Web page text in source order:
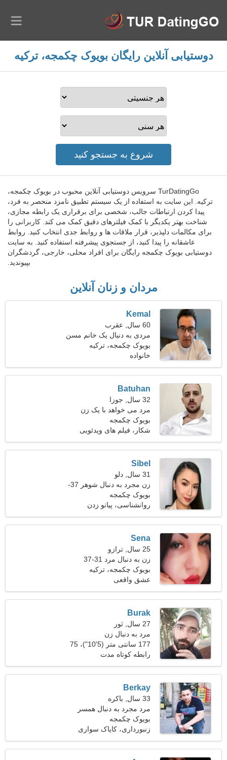
دوستیابی آنلاین رایگان بویوک چکمجه، ترکیه
TurDatingGo سرویس دوستیابی آنلاین محبوب در بویوک چکمجه،
ترکیه. این سایت به استفاده از یک سیستم تطبیق نامزد منحصر به فرد،
پیدا کردن ارتباطات جالب، شخصی برای برقراری یک رابطه مجازی،
شناخت بهتر یکدیگر با کمک فیلترهای دقیق کمک می کند. کاربرانی را
برای مکالمات دلپذیر، قرار ملاقات ها و روابط جدی انتخاب کنید. روابط
عاشقانه را پیدا کنید، از جستجوی پیشرفته استفاده کنید. به سایت
دوستیابی بویوک چکمجه رایگان برای افراد محلی، خارجی، گردشگران
بپیوندید.
مردان و زنان آنلاین
Kemal
60 سال, عقرب
مردی به دنبال یک خانم مسن
49-57
بویوک چکمجه، ترکیه
خانواده
Batuhan
32 سال, جوزا
مرد می خواهد با یک زن
ملاقات کند 26-30
بویوک چکمجه
شکار، فیلم های ویدئویی
Sibel
31 سال, دلو
زن مجرد به دنبال شوهر 37-
41
بویوک چکمجه
روانشناسی، پیانو زدن
Sena
25 سال, ترازو
زن به دنبال مرد 31-37
بویوک چکمجه، ترکیه
عشق واقعی
Burak
27 سال, ثور
مرد به دنبال زن
177 سانتی متر (5'10")، 75
کیلوگرم (165 پوند)
رابطه کوتاه مدت
Berkay
33 سال, باکره
مرد مجرد به دنبال همسر
بویوک چکمجه
زنبورداری، کایاک سواری